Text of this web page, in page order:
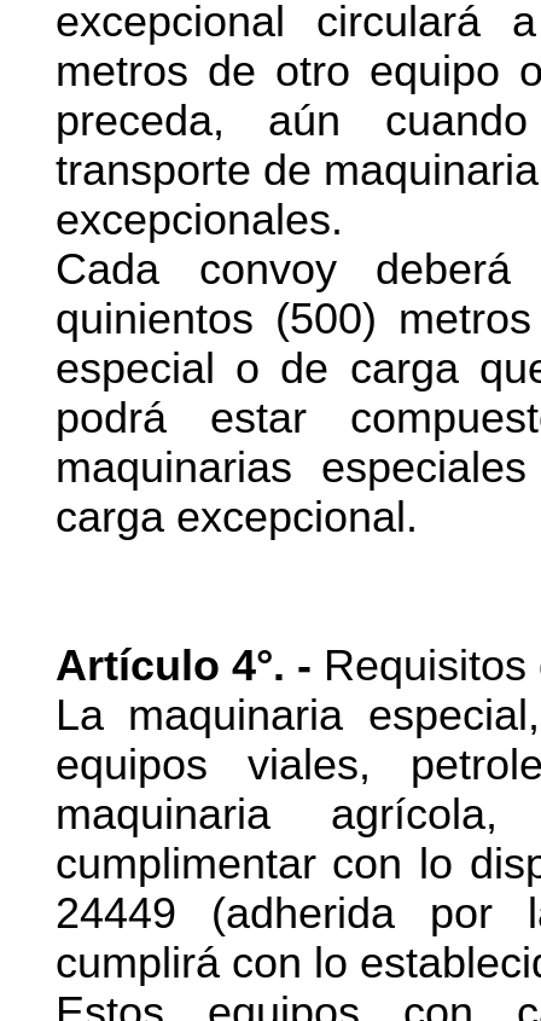
excepcional
metros de otro equipo
preceda, aún
transporte de
excepcionales.
Cada convoy
quinientos (500)
especial o de carga
podrá estar
maquinarias
carga excepcional.
Artículo 4°. -
La maquinaria
equipos viales,
maquinaria
cumplimentar con lo
24449 (adherida por
cumplirá con lo